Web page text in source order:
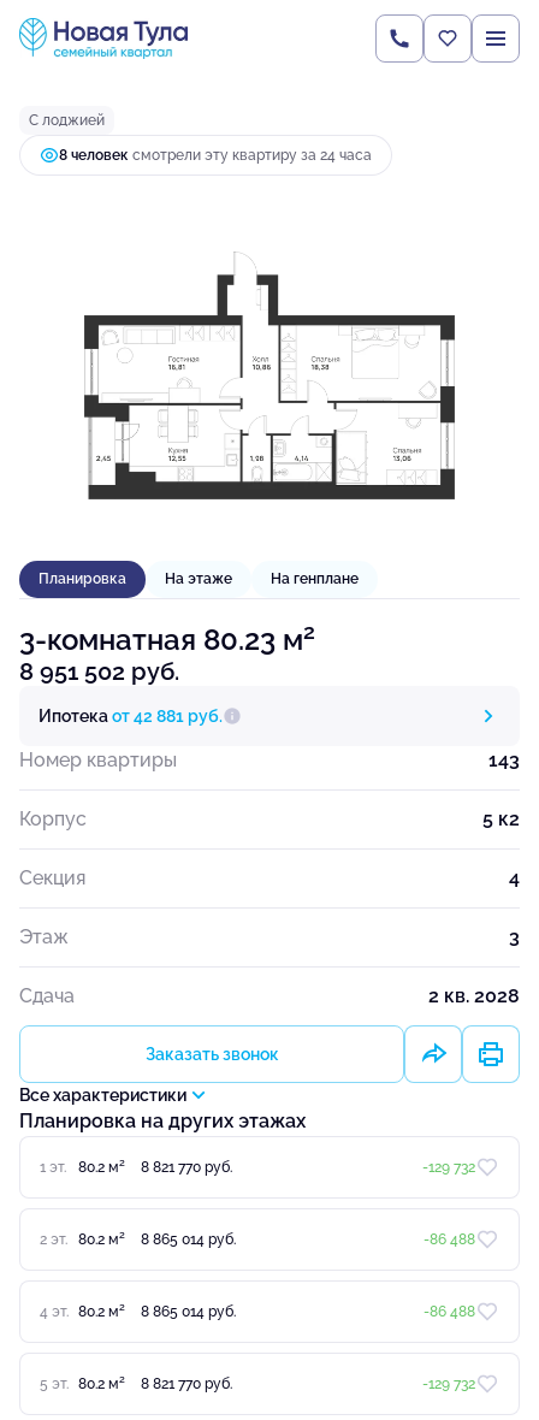
3-комнатная80.23 м 8 951 502 руб.
Ипотекаот 42 881 руб.
С лоджией
8 человек смотрели эту квартиру за 24 часа
Планировка На этаже На генплане
3-комнатная 80.23 м2
8 951 502 руб.
Ипотекаот 42 881 руб.
Номер квартиры 143
Корпус 5 к2
Секция 4
Этаж 3
Сдача 2 кв. 2028
Заказать звонок
Все характеристики
Планировка на других этажах
1 эт. 80.2 м2 8 821 770 руб. -129 732
2 эт. 80.2 м2 8 865 014 руб. -86 488
4 эт. 80.2 м2 8 865 014 руб. -86 488
5 эт. 80.2 м2 8 821 770 руб. -129 732